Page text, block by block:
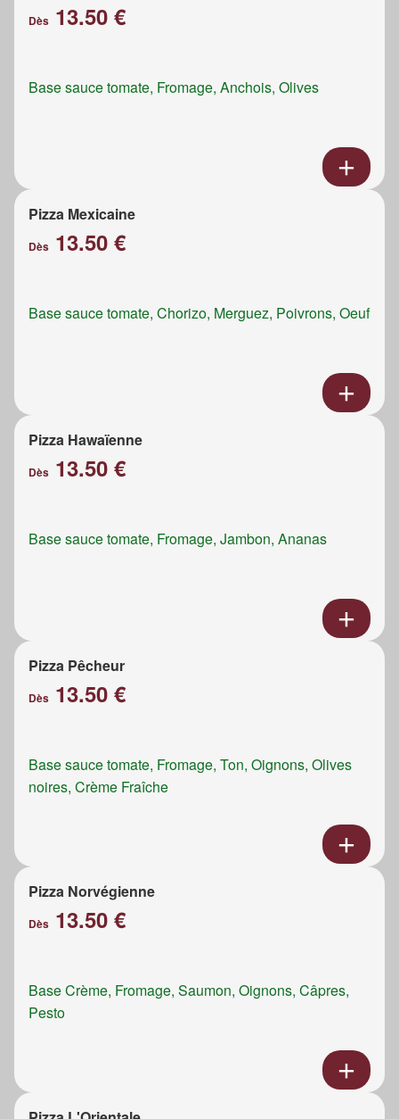
Dès 13.50 €
Base sauce tomate, Fromage, Anchois, Olives
Pizza Mexicaine
Dès 13.50 €
Base sauce tomate, Chorizo, Merguez, Poivrons, Oeuf
Pizza Hawaïenne
Dès 13.50 €
Base sauce tomate, Fromage, Jambon, Ananas
Pizza Pêcheur
Dès 13.50 €
Base sauce tomate, Fromage, Ton, Oignons, Olives
noires, Crème Fraîche
Pizza Norvégienne
Dès 13.50 €
Base Crème, Fromage, Saumon, Oignons, Câpres,
Pesto